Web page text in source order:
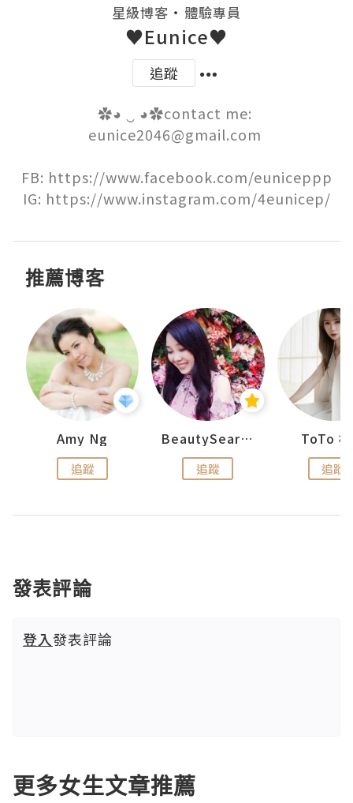
星級博客 ・ 體驗專員
♥Eunice♥
追蹤
✿◕ ‿ ◕✿contact me:
eunice2046@gmail.com
FB: https://www.facebook.com/euniceppp
IG: https://www.instagram.com/4eunicep/
推薦博客
Amy Ng
追蹤
BeautySearch
追蹤
ToTo
追蹤
發表評論
登入發表評論
更多女生文章推薦